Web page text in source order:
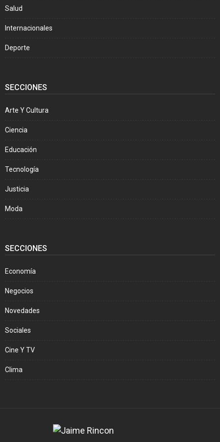
Salud
Internacionales
Deporte
SECCIONES
Arte Y Cultura
Ciencia
Educación
Tecnología
Justicia
Moda
SECCIONES
Economía
Negocios
Novedades
Sociales
Cine Y TV
Clima